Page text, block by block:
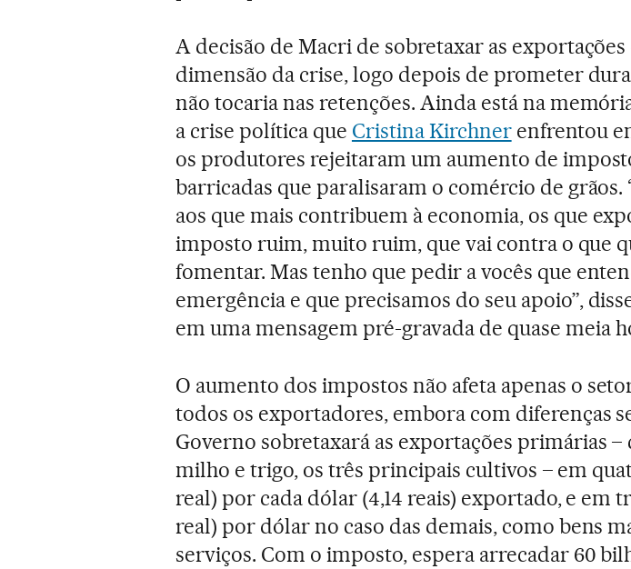
A decisão de Macri de sobretaxar as
dimensão da crise, logo depois de prometer
não tocaria nas retenções. Ainda está na
a crise política que Cristina Kirchnerenfrentou
os produtores rejeitaram um aumento de
barricadas que paralisaram o comércio de grãos.
aos que mais contribuem à economia, os que
imposto ruim, muito ruim, que vai contra o que
fomentar. Mas tenho que pedir a vocês que
emergência e que precisamos do seu apoio”,
em uma mensagem pré-gravada de quase meia
O aumento dos impostos não afeta apenas o
todos os exportadores, embora com diferenças
Governo sobretaxará as exportações primárias –
milho e trigo, os três principais cultivos – em
real) por cada dólar (4,14 reais) exportado, e em
real) por dólar no caso das demais, como bens
serviços. Com o imposto, espera arrecadar 60